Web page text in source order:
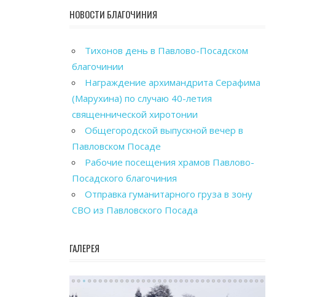
НОВОСТИ БЛАГОЧИНИЯ
Тихонов день в Павлово-Посадском
благочинии
Награждение архимандрита Серафима
(Марухина) по случаю 40-летия
священнической хиротонии
Общегородской выпускной вечер в
Павловском Посаде
Рабочие посещения храмов Павлово-
Посадского благочиния
Отправка гуманитарного груза в зону
СВО из Павловского Посада
ГАЛЕРЕЯ